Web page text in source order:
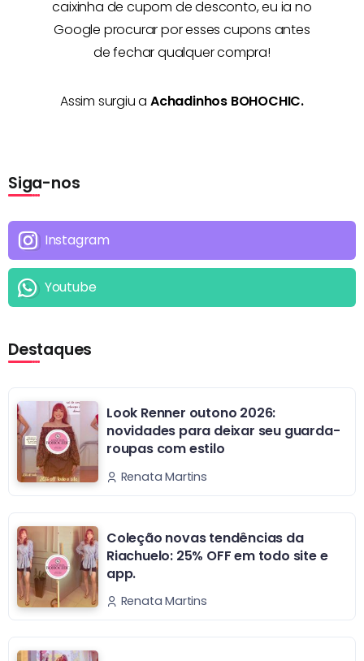
caixinha de cupom de desconto, eu ia no
Google procurar por esses cupons antes
de fechar qualquer compra!
Assim surgiu a Achadinhos BOHOCHIC.
Siga-nos
Instagram
Youtube
Destaques
Look Renner outono 2026:
novidades para deixar seu guarda-
roupas com estilo
Renata Martins
Coleção novas tendências da
Riachuelo: 25% OFF em todo site e
app.
Renata Martins